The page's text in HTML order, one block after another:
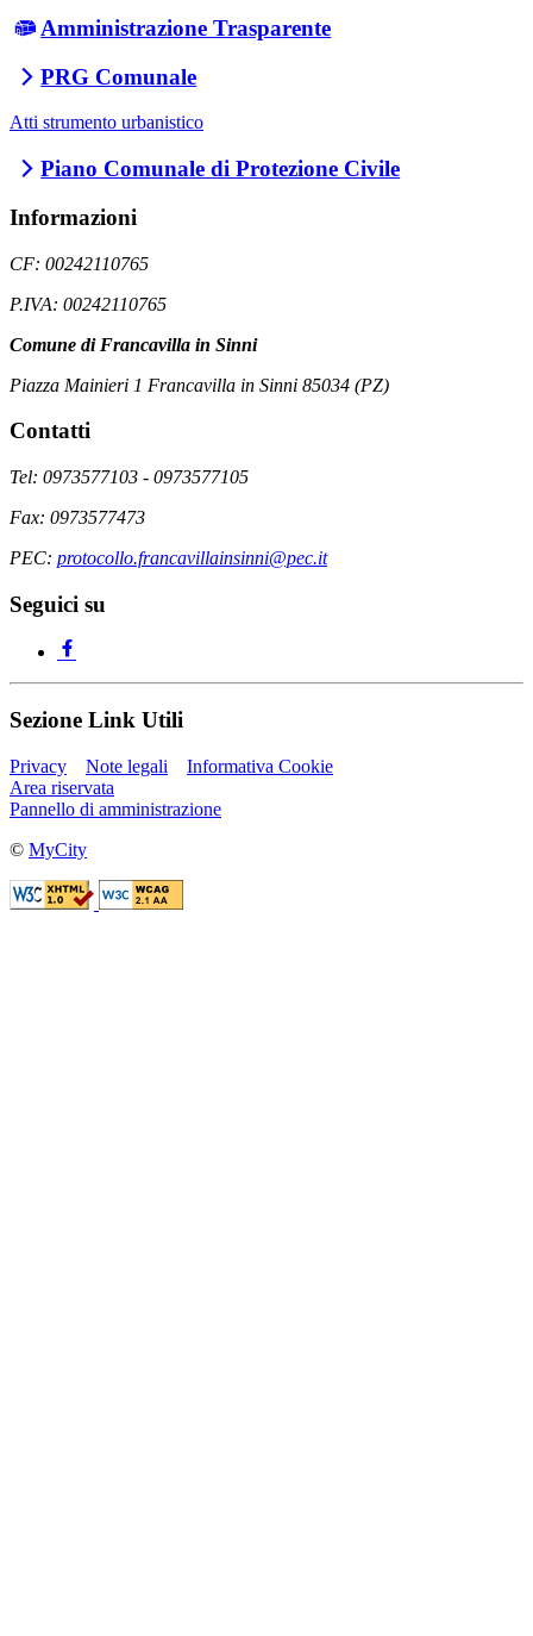
Amministrazione Trasparente
PRG Comunale
Atti strumento urbanistico
Piano Comunale di Protezione Civile
Informazioni
CF: 00242110765
P.IVA: 00242110765
Comune di Francavilla in Sinni
Piazza Mainieri 1 Francavilla in Sinni 85034 (PZ)
Contatti
Tel: 0973577103 - 0973577105
Fax: 0973577473
PEC: protocollo.francavillainsinni@pec.it
Seguici su
Sezione Link Utili
Privacy Note legali
Informativa Cookie
Area riservata
Pannello di amministrazione
© MyCity